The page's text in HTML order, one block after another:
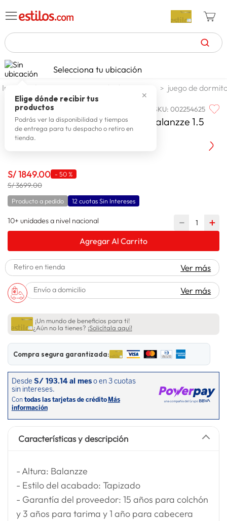
TÉRMINOS MÁS BUSCADOS
1. zapatillas mujer
2. celulares
3. zapatillas hombre
4. moda
6
7. laptop
8. terrex
9. spiderman
Selecciona tu ubicación
✕
Elige dónde recibir tus
productos
Podrás ver la disponibilidad y tiempos
de entrega para tu despacho o retiro en
tienda.
dormitorio juego de dormitorio juego de
PARAISO SKU:002254625
Paraiso Dormitorio con Cajones Balanzze 1.5
Plazas
S/1849.00 - 50 %
S/ 3699.00
Producto a pedido 12 cuotas Sin Intereses
10+ unidades a nivel nacional ＋
－
Agregar Al Carrito
Retiro en tienda Ver más
Envío a domicilio Ver más
¡Un mundo de beneficios para ti!
¿Aún no la tienes? ¡Solicítala aquí!
Compra segura garantizada:
Características y descripción
- Altura: Balanzze
- Estilo del acabado: Tapizado
- Garantía del proveedor: 15 años para colchón
y 3 años para tarima y 1 año para cabecera